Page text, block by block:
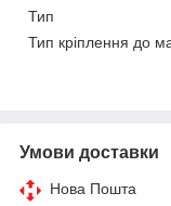
Тип
Тип кріплення до
Умови доставки
Нова Пошта